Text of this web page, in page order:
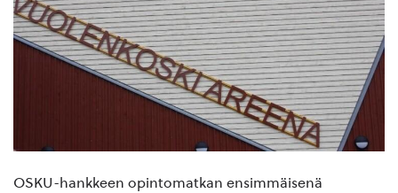
OSKU-hankkeen opintomatkan ensimmäisenä